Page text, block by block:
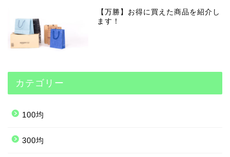
【万勝】お得に買えた商品を紹介し
ます！
カテゴリー
100均
300均